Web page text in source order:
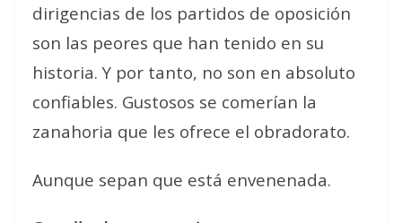
dirigencias de los partidos de oposición
son las peores que han tenido en su
historia. Y por tanto, no son en absoluto
confiables. Gustosos se comerían la
zanahoria que les ofrece el obradorato.
Aunque sepan que está envenenada.